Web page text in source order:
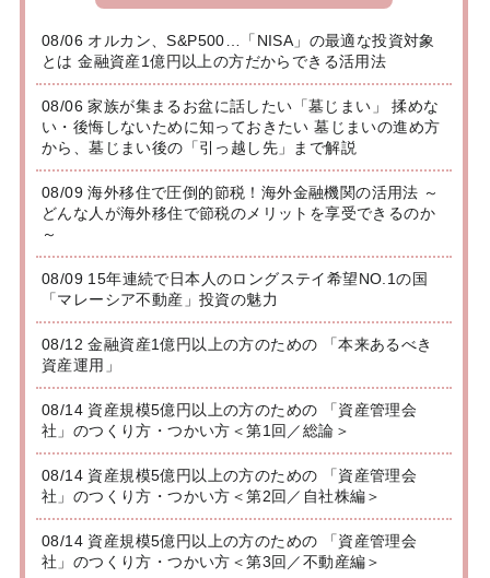
08/06 オルカン、S&P500…「NISA」の最適な投資対象
とは 金融資産1億円以上の方だからできる活用法
08/06 家族が集まるお盆に話したい「墓じまい」 揉めな
い・後悔しないために知っておきたい 墓じまいの進め方
から、墓じまい後の「引っ越し先」まで解説
08/09 海外移住で圧倒的節税！海外金融機関の活用法 ～
どんな人が海外移住で節税のメリットを享受できるのか
～
08/09 15年連続で日本人のロングステイ希望NO.1の国
「マレーシア不動産」投資の魅力
08/12 金融資産1億円以上の方のための 「本来あるべき
資産運用」
08/14 資産規模5億円以上の方のための 「資産管理会
社」のつくり方・つかい方＜第1回／総論＞
08/14 資産規模5億円以上の方のための 「資産管理会
社」のつくり方・つかい方＜第2回／自社株編＞
08/14 資産規模5億円以上の方のための 「資産管理会
社」のつくり方・つかい方＜第3回／不動産編＞